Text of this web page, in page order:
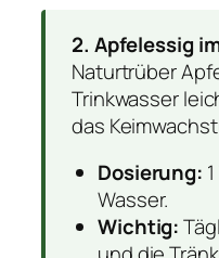
2. Apfelessig
Naturtrüber
Trinkwasser
das
Dosierung:
Wasser.
Wichtig: